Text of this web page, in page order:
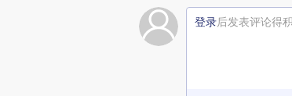
登录后发表评论得